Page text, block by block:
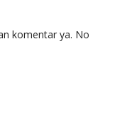
komentar ya. No